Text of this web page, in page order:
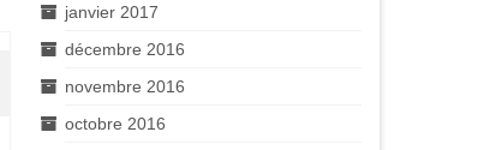
janvier 2017
décembre 2016
novembre 2016
octobre 2016